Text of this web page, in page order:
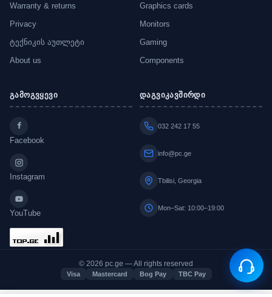
Warranty & returns
Privacy
ტექნიკის აუთლეტი
About us
Graphics cards
Monitors
Gaming
Components
გამოგვყევი
Facebook
Instagram
YouTube
დაგვიკავშირდი
032 242 17 55
info@pc.ge
Tbilisi, Georgia
Mon–Sat: 10:00–19:00
© 2026 pc.ge — All rights reserved
Visa Mastercard Bog Pay TBC Pay